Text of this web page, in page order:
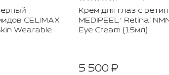
CELIMAX
Wearable
Крем для глаз с
MEDIPEEL⁺ Retinal
Eye Cream (15мл)
5 500 ₽